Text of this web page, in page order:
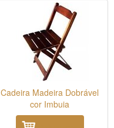
Cadeira Madeira Dobrável
cor Imbuia